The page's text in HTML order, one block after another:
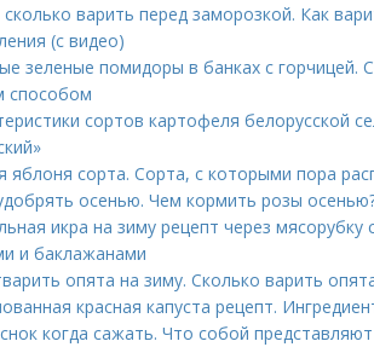
варить перед заморозкой. Как
(с видео)
зеленые помидоры в банках с
способом
сортов картофеля белорусской
яблоня сорта. Сорта, с которыми пора
осенью. Чем кормить розы
икра на зиму рецепт через
и баклажанами
опята на зиму. Сколько варить
красная капуста рецепт.
когда сажать. Что собой представляют